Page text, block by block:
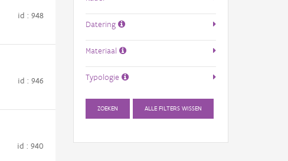
id : 948
id : 946
id : 940
Datering
Materiaal
Typologie
ZOEKEN ALLE FILTERS WISSEN